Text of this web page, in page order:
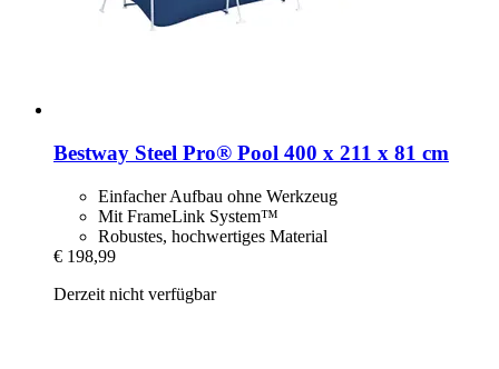
Bestway Steel Pro® Pool 400 x 211 x 81 cm
Einfacher Aufbau ohne Werkzeug
Mit FrameLink System™
Robustes, hochwertiges Material
€ 198,99
Derzeit nicht verfügbar